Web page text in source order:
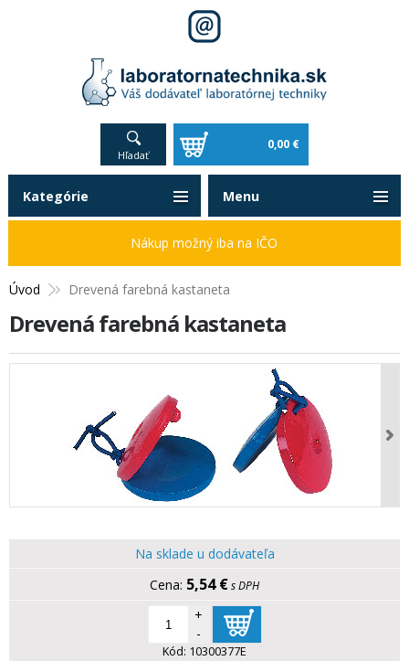
Hľadať
0,00 €
Úvod Drevená farebná kastaneta
Drevená farebná kastaneta
Na sklade u dodávateľa
5,54 €s DPH
+
-
Kód: 10300377E
Kategórie
Nákup možný iba na IČO
Menu